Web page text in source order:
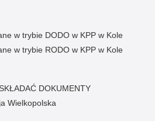
w trybie DODO w KPP w Kole
w trybie RODO w KPP w Kole
DOKUMENTY
Wielkopolska